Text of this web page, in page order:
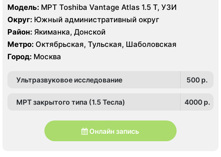
Модель: МРТ Toshiba Vantage Atlas 1.5 Т, УЗИ
Округ: Южный административный округ
Район: Якиманка, Донской
Метро: Октябрьская, Тульская, Шаболовская
Город: Москва
Ультразвуковое исследование 500 p.
МРТ закрытого типа (1.5 Тесла) 4000 p.
Онлайн запись